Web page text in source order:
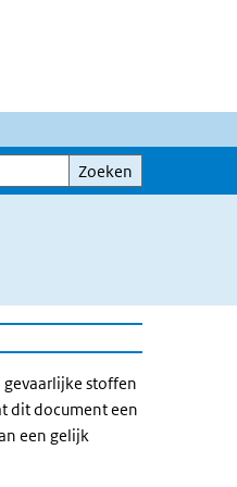
Zoeken
gevaarlijke stoffen
dit document een
een gelijk